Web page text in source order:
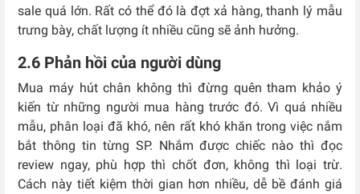
sale quá lớn. Rất có thể đó là đợt xả hàng, thanh lý mẫu
trưng bày, chất lượng ít nhiều cũng sẽ ảnh hưởng.
2.6 Phản hồi của người dùng
Mua máy hút chân không thì đừng quên tham khảo ý
kiến từ những người mua hàng trước đó. Vì quá nhiều
mẫu, phân loại đã khó, nên rất khó khăn trong việc nắm
bắt thông tin từng SP. Nhắm được chiếc nào thì đọc
review ngay, phù hợp thì chốt đơn, không thì loại trừ.
Cách này tiết kiệm thời gian hơn nhiều, dễ bề đánh giá